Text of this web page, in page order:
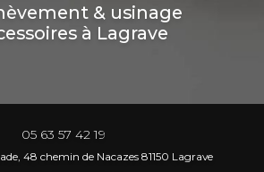
& usinage
à Lagrave
05 63 57 42 19
48 chemin de Nacazes 81150 Lagrave